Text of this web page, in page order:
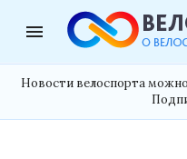
menu
Новости велоспорта